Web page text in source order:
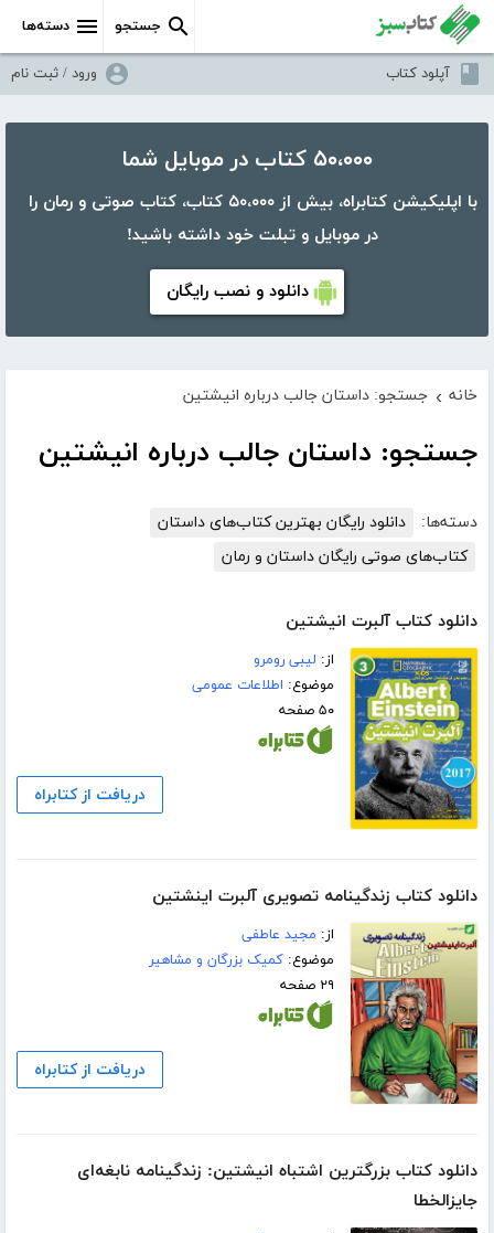
دسته‌ها جستجو
آپلود کتاب ورود / ثبت نام
۵۰،۰۰۰ کتاب در موبایل شما
با اپلیکیشن کتابراه، بیش از ۵۰،۰۰۰ کتاب، کتاب صوتی و رمان را
در موبایل و تبلت خود داشته باشید!
دانلود و نصب رایگان
خانه › جستجو: داستان جالب درباره انیشتین
جستجو: داستان جالب درباره انیشتین
دسته‌ها:
دانلود رایگان بهترین کتاب‌های داستان
کتاب‌های صوتی رایگان داستان و رمان
دانلود کتاب آلبرت انیشتین
از: لیبی رومرو
موضوع: اطلاعات عمومی
۵۰ صفحه
دریافت از کتابراه
دانلود کتاب زندگینامه تصویری آلبرت اینشتین
از: مجید عاطفی
موضوع:کمیک بزرگان و مشاهیر
۲۹ صفحه
دریافت از کتابراه
دانلود کتاب بزرگترین اشتباه انیشتین: زندگینامه نابغه‌ای
جایز‌الخطا